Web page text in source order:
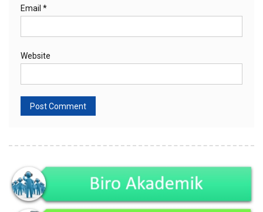
Email *
Website